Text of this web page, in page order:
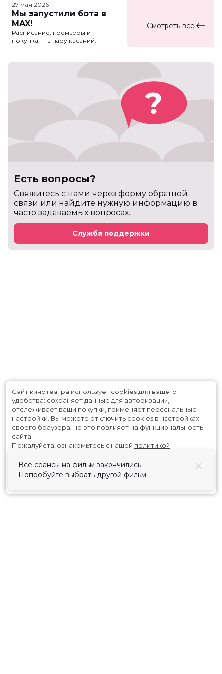
27 мая 2026 г.
Мы запустили бота в
MAX!
Расписание, премьеры и
покупка — в пару касаний.
Смотреть все
Есть вопросы?
Cвяжитесь с нами через форму обратной
связи или найдите нужную информацию в
часто задаваемых вопросах.
Служба поддержки
Все сеансы на фильм закончились.
Попробуйте выбрать другой фильм.
Сайт кинотеатра использует cookies для вашего
удобства: сохраняет данные для авторизации,
отслеживает ваши покупки, применяет персональные
настройки. Вы можете отключить cookies в настройках
своего браузера, но это повлияет на функциональность
сайта.
Пожалуйста, ознакомьтесь с нашей политикой
Принять